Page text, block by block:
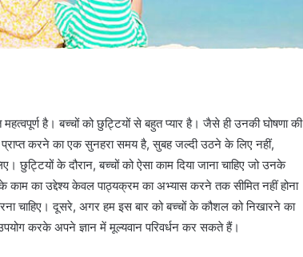
है। बच्चों को छुट्टियों से बहुत प्यार है। जैसे ही उनकी घोषणा की
करने का एक सुनहरा समय है, सुबह जल्दी उठने के लिए नहीं,
के दौरान, बच्चों को ऐसा काम दिया जाना चाहिए जो उनके
का उद्देश्य केवल पाठ्यक्रम का अभ्यास करने तक सीमित नहीं होना
चाहिए। दूसरे, अगर हम इस बार को बच्चों के कौशल को निखारने का
करके अपने ज्ञान में मूल्यवान परिवर्धन कर सकते हैं।